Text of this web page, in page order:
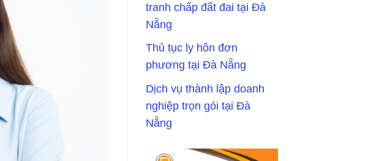
tranh chấp đất đai tại Đà
Nẵng
Thủ tục ly hôn đơn
phương tại Đà Nẵng
Dịch vụ thành lập doanh
nghiệp trọn gói tại Đà
Nẵng